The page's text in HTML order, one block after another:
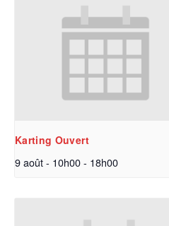
Karting Ouvert
9 août - 10h00- 18h00